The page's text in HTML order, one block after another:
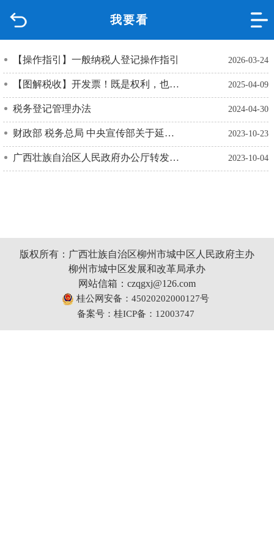
我要看
品质城中
新闻中心
政府信息公开
网上办事
2026-03-24
【操作指引】一般纳税人登记操作指引
2025-04-09
【图解税收】开发票！既是权利，也是义务
2024-04-30
税务登记管理办法
2023-10-23
财政部 税务总局 中央宣传部关于延续实施文化体制改革中经营性文化事业单位转制为企业有关税收政策的公告
2023-10-04
广西壮族自治区人民政府办公厅转发自治区工商局等部门关于推进工商营业执照组织机构代码证税务登记证“三证合一”工作实施意见的通知(桂政办发〔2015〕43号)
版权所有：广西壮族自治区柳州市城中区人民政府主办
柳州市城中区发展和改革局承办
网站信箱：czqgxj@126.com
桂公网安备：45020202000127号
备案号：桂ICP备：12003747